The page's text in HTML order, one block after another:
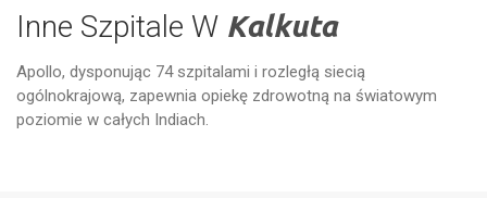
Inne Szpitale W Kalkuta
Apollo, dysponując 74 szpitalami i rozległą siecią
ogólnokrajową, zapewnia opiekę zdrowotną na światowym
poziomie w całych Indiach.
Szpitale Apollo - Narendrapur